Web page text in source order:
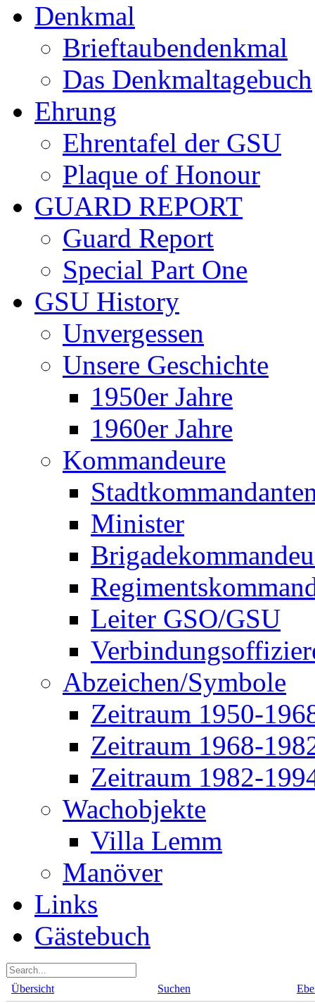
Denkmal
Brieftaubendenkmal
Das Denkmaltagebuch
Ehrung
Ehrentafel der GSU
Plaque of Honour
GUARD REPORT
Guard Report
Special Part One
GSU History
Unvergessen
Unsere Geschichte
1950er Jahre
1960er Jahre
Kommandeure
Minister
Leiter GSO/GSU
Abzeichen/Symbole
Zeitraum 1950-
Zeitraum 1968-
Zeitraum 1982-
Wachobjekte
Villa Lemm
Manöver
Links
Gästebuch
Übersicht Suchen